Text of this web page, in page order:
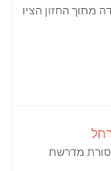
מתוך החזון הציו
מדרשת